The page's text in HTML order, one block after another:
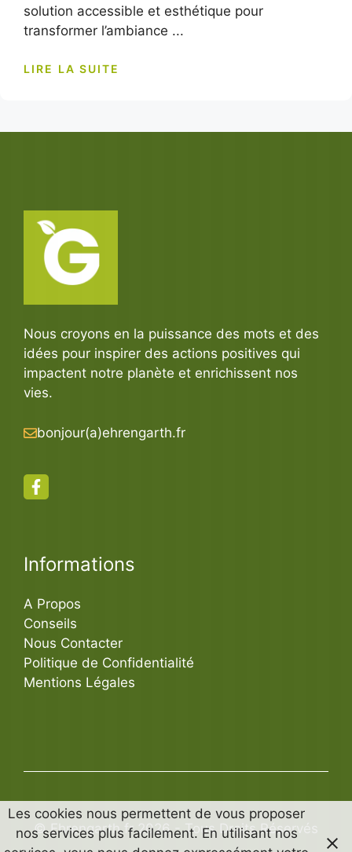
solution accessible et esthétique pour
transformer l’ambiance ...
LIRE LA SUITE
Nous croyons en la puissance des mots et des
idées pour inspirer des actions positives qui
impactent notre planète et enrichissent nos
vies.
bonjour(a)ehrengarth.fr
Informations
A Propos
Conseils
Nous Contacter
Politique de Confidentialité
Mentions Légales
© Ehrengarth.fr 2026 - Tous Droits Réservés
Les cookies nous permettent de vous proposer
nos services plus facilement. En utilisant nos